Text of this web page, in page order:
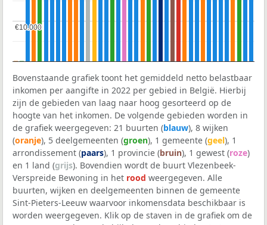
€10.000
€10.000
Bovenstaande grafiek toont het gemiddeld netto belastbaar
inkomen per aangifte in 2022 per gebied in België. Hierbij
zijn de gebieden van laag naar hoog gesorteerd op de
hoogte van het inkomen. De volgende gebieden worden in
de grafiek weergegeven: 21 buurten (blauw), 8 wijken
(oranje), 5 deelgemeenten (groen), 1 gemeente (geel), 1
arrondissement (paars), 1 provincie (bruin), 1 gewest (roze)
en 1 land (grijs). Bovendien wordt de buurt Vlezenbeek-
Verspreide Bewoning in het rood weergegeven. Alle
buurten, wijken en deelgemeenten binnen de gemeente
Sint-Pieters-Leeuw waarvoor inkomensdata beschikbaar is
worden weergegeven. Klik op de staven in de grafiek om de